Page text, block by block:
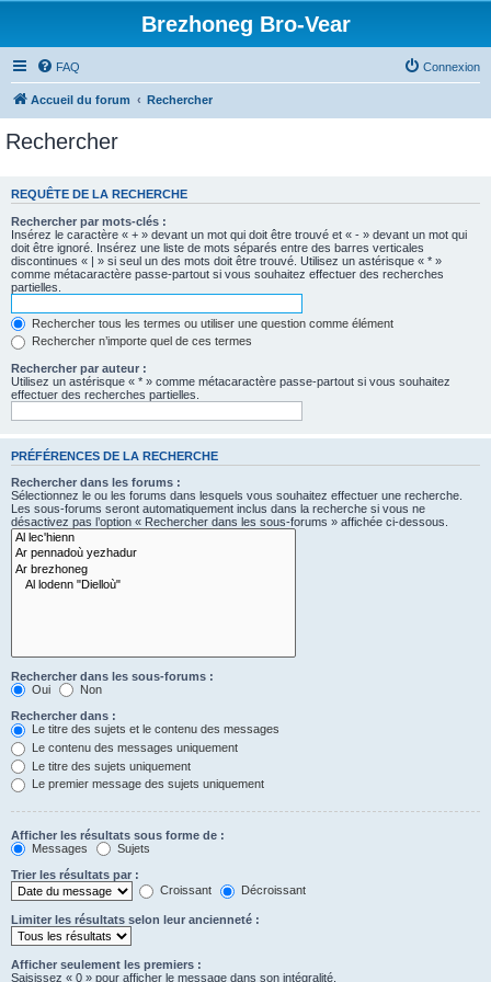
Brezhoneg Bro-Vear
FAQ Connexion
Accueil du forum Rechercher
Rechercher
REQUÊTE DE LA RECHERCHE
Rechercher par mots-clés :
Insérez le caractère « + » devant un mot qui doit être trouvé et « - » devant un mot qui
doit être ignoré. Insérez une liste de mots séparés entre des barres verticales
discontinues « | » si seul un des mots doit être trouvé. Utilisez un astérisque « * »
comme métacaractère passe-partout si vous souhaitez effectuer des recherches
partielles.
Rechercher tous les termes ou utiliser une question comme élément
Rechercher n’importe quel de ces termes
Rechercher par auteur :
Utilisez un astérisque « * » comme métacaractère passe-partout si vous souhaitez
effectuer des recherches partielles.
PRÉFÉRENCES DE LA RECHERCHE
Rechercher dans les forums :
Sélectionnez le ou les forums dans lesquels vous souhaitez effectuer une recherche.
Les sous-forums seront automatiquement inclus dans la recherche si vous ne
désactivez pas l’option « Rechercher dans les sous-forums » affichée ci-dessous.
Rechercher dans les sous-forums :
Oui
Non
Rechercher dans :
Le titre des sujets et le contenu des messages
Le contenu des messages uniquement
Le titre des sujets uniquement
Le premier message des sujets uniquement
Afficher les résultats sous forme de :
Messages
Sujets
Trier les résultats par :
Croissant
Décroissant
Limiter les résultats selon leur ancienneté :
Afficher seulement les premiers :
Saisissez « 0 » pour afficher le message dans son intégralité.